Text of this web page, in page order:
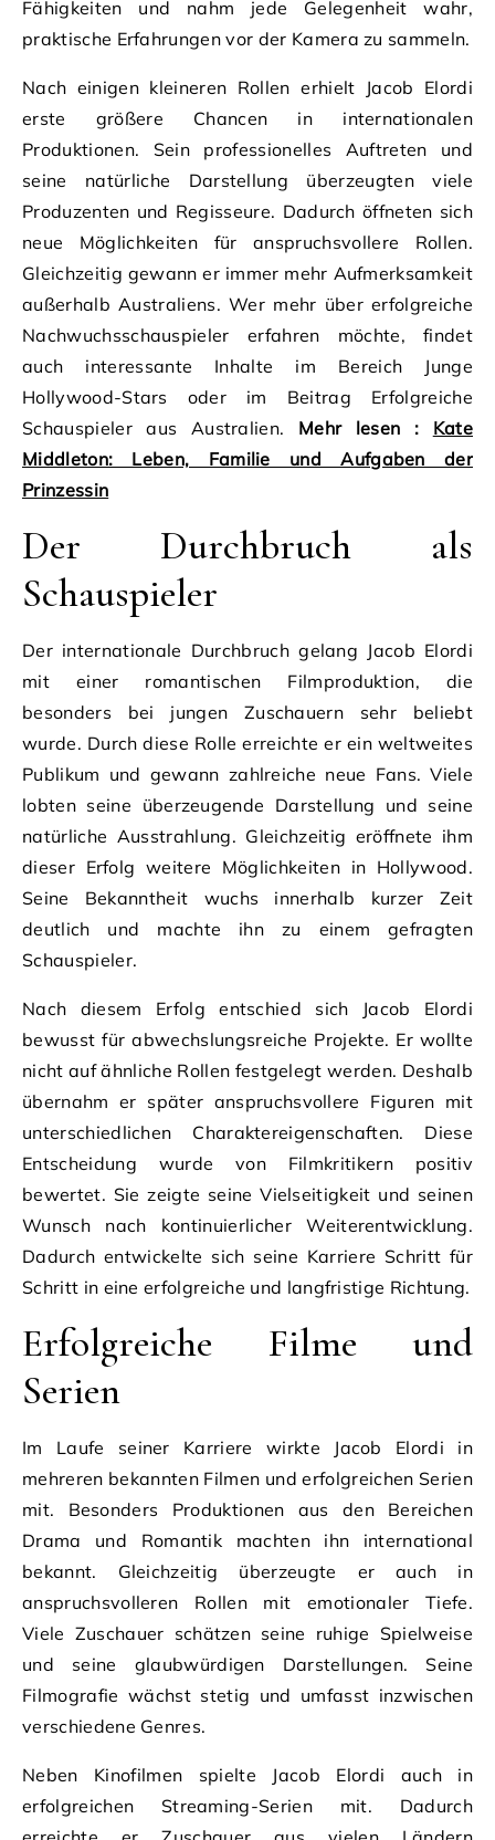
Fähigkeiten und nahm jede Gelegenheit wahr,
praktische Erfahrungen vor der Kamera zu sammeln.
Nach einigen kleineren Rollen erhielt Jacob Elordi
erste größere Chancen in internationalen
Produktionen. Sein professionelles Auftreten und
seine natürliche Darstellung überzeugten viele
Produzenten und Regisseure. Dadurch öffneten sich
neue Möglichkeiten für anspruchsvollere Rollen.
Gleichzeitig gewann er immer mehr Aufmerksamkeit
außerhalb Australiens. Wer mehr über erfolgreiche
Nachwuchsschauspieler erfahren möchte, findet
auch interessante Inhalte im Bereich Junge
Hollywood-Stars oder im Beitrag Erfolgreiche
Schauspieler aus Australien. Mehr lesen : Kate
Middleton: Leben, Familie und Aufgaben der
Prinzessin
Der Durchbruch als
Schauspieler
Der internationale Durchbruch gelang Jacob Elordi
mit einer romantischen Filmproduktion, die
besonders bei jungen Zuschauern sehr beliebt
wurde. Durch diese Rolle erreichte er ein weltweites
Publikum und gewann zahlreiche neue Fans. Viele
lobten seine überzeugende Darstellung und seine
natürliche Ausstrahlung. Gleichzeitig eröffnete ihm
dieser Erfolg weitere Möglichkeiten in Hollywood.
Seine Bekanntheit wuchs innerhalb kurzer Zeit
deutlich und machte ihn zu einem gefragten
Schauspieler.
Nach diesem Erfolg entschied sich Jacob Elordi
bewusst für abwechslungsreiche Projekte. Er wollte
nicht auf ähnliche Rollen festgelegt werden. Deshalb
übernahm er später anspruchsvollere Figuren mit
unterschiedlichen Charaktereigenschaften. Diese
Entscheidung wurde von Filmkritikern positiv
bewertet. Sie zeigte seine Vielseitigkeit und seinen
Wunsch nach kontinuierlicher Weiterentwicklung.
Dadurch entwickelte sich seine Karriere Schritt für
Schritt in eine erfolgreiche und langfristige Richtung.
Erfolgreiche Filme und
Serien
Im Laufe seiner Karriere wirkte Jacob Elordi in
mehreren bekannten Filmen und erfolgreichen Serien
mit. Besonders Produktionen aus den Bereichen
Drama und Romantik machten ihn international
bekannt. Gleichzeitig überzeugte er auch in
anspruchsvolleren Rollen mit emotionaler Tiefe.
Viele Zuschauer schätzen seine ruhige Spielweise
und seine glaubwürdigen Darstellungen. Seine
Filmografie wächst stetig und umfasst inzwischen
verschiedene Genres.
Neben Kinofilmen spielte Jacob Elordi auch in
erfolgreichen Streaming-Serien mit. Dadurch